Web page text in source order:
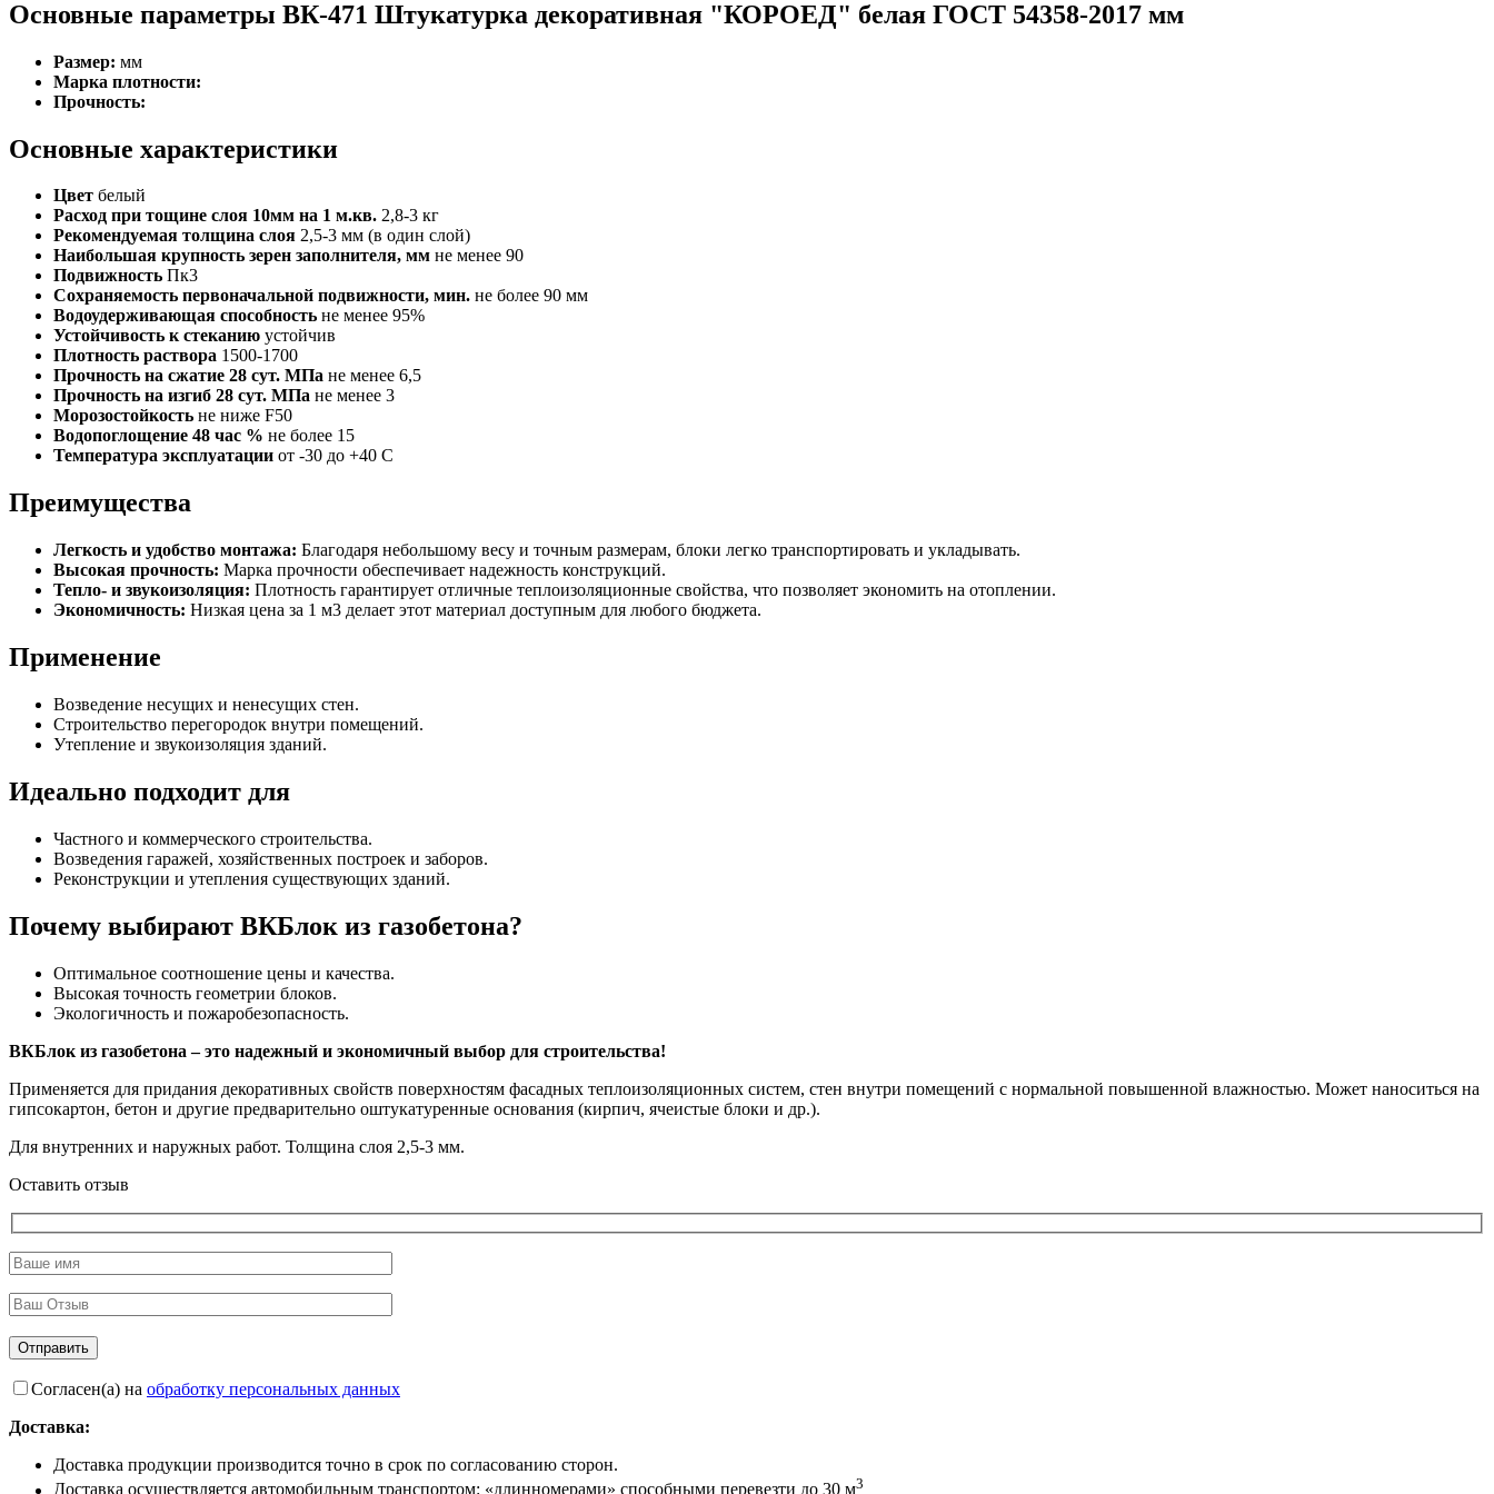
Основные параметры ВК-471 Штукатурка декоративная "КОРОЕД" белая ГОСТ 54358-2017 мм
Размер: мм
Марка плотности:
Прочность:
Основные характеристики
Цвет белый
Расход при тощине слоя 10мм на 1 м.кв. 2,8-3 кг
Рекомендуемая толщина слоя 2,5-3 мм (в один слой)
Наибольшая крупность зерен заполнителя, мм не менее 90
Подвижность Пк3
Сохраняемость первоначальной подвижности, мин. не более 90 мм
Водоудерживающая способность не менее 95%
Устойчивость к стеканию устойчив
Плотность раствора 1500-1700
Прочность на сжатие 28 сут. МПа не менее 6,5
Прочность на изгиб 28 сут. МПа не менее 3
Морозостойкость не ниже F50
Водопоглощение 48 час % не более 15
Температура эксплуатации от -30 до +40 C
Преимущества
Легкость и удобство монтажа: Благодаря небольшому весу и точным размерам, блоки легко транспортировать и укладывать.
Высокая прочность: Марка прочности обеспечивает надежность конструкций.
Тепло- и звукоизоляция: Плотность гарантирует отличные теплоизоляционные свойства, что позволяет экономить на отоплении.
Экономичность: Низкая цена за 1 м3 делает этот материал доступным для любого бюджета.
Применение
Возведение несущих и ненесущих стен.
Строительство перегородок внутри помещений.
Утепление и звукоизоляция зданий.
Идеально подходит для
Частного и коммерческого строительства.
Возведения гаражей, хозяйственных построек и заборов.
Реконструкции и утепления существующих зданий.
Почему выбирают ВКБлок из газобетона?
Оптимальное соотношение цены и качества.
Высокая точность геометрии блоков.
Экологичность и пожаробезопасность.
ВКБлок из газобетона – это надежный и экономичный выбор для строительства!
Применяется для придания декоративных свойств поверхностям фасадных теплоизоляционных систем, стен внутри помещений с нормальной повышенной влажностью. Может наноситься на
гипсокартон, бетон и другие предварительно оштукатуренные основания (кирпич, ячеистые блоки и др.).
Для внутренних и наружных работ. Толщина слоя 2,5-3 мм.
Оставить отзыв
Согласен(а) на обработку персональных данных
Доставка:
Доставка продукции производится точно в срок по согласованию сторон.
Доставка осуществляется автомобильным транспортом: «длинномерами» способными перевезти до 30 м3